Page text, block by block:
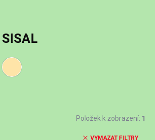
SISAL
VYMAZAT FILTRY
Položek k zobrazení: 1